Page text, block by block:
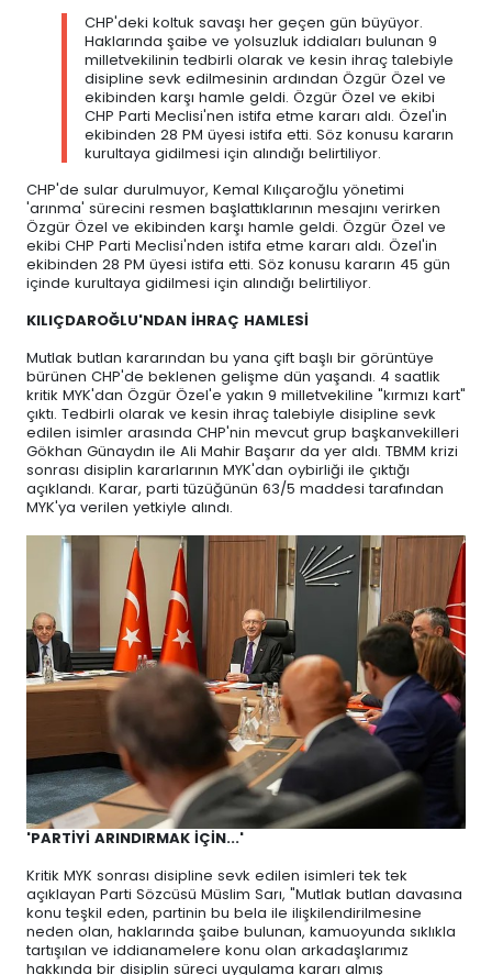
CHP'deki koltuk savaşı her geçen gün büyüyor.
Haklarında şaibe ve yolsuzluk iddiaları bulunan 9
milletvekilinin tedbirli olarak ve kesin ihraç talebiyle
disipline sevk edilmesinin ardından Özgür Özel ve
ekibinden karşı hamle geldi. Özgür Özel ve ekibi
CHP Parti Meclisi'nen istifa etme kararı aldı. Özel'in
ekibinden 28 PM üyesi istifa etti. Söz konusu kararın
kurultaya gidilmesi için alındığı belirtiliyor.
CHP'de sular durulmuyor, Kemal Kılıçaroğlu yönetimi
'arınma' sürecini resmen başlattıklarının mesajını verirken
Özgür Özel ve ekibinden karşı hamle geldi. Özgür Özel ve
ekibi CHP Parti Meclisi'nden istifa etme kararı aldı. Özel'in
ekibinden 28 PM üyesi istifa etti. Söz konusu kararın 45 gün
içinde kurultaya gidilmesi için alındığı belirtiliyor.
KILIÇDAROĞLU'NDAN İHRAÇ HAMLESİ
Mutlak butlan kararından bu yana çift başlı bir görüntüye
bürünen CHP'de beklenen gelişme dün yaşandı. 4 saatlik
kritik MYK'dan Özgür Özel'e yakın 9 milletvekiline "kırmızı kart"
çıktı. Tedbirli olarak ve kesin ihraç talebiyle disipline sevk
edilen isimler arasında CHP'nin mevcut grup başkanvekilleri
Gökhan Günaydın ile Ali Mahir Başarır da yer aldı. TBMM krizi
sonrası disiplin kararlarının MYK'dan oybirliği ile çıktığı
açıklandı. Karar, parti tüzüğünün 63/5 maddesi tarafından
MYK'ya verilen yetkiyle alındı.
'PARTİYİ ARINDIRMAK İÇİN...'
Kritik MYK sonrası disipline sevk edilen isimleri tek tek
açıklayan Parti Sözcüsü Müslim Sarı, "Mutlak butlan davasına
konu teşkil eden, partinin bu bela ile ilişkilendirilmesine
neden olan, haklarında şaibe bulunan, kamuoyunda sıklıkla
tartışılan ve iddianamelere konu olan arkadaşlarımız
hakkında bir disiplin süreci uygulama kararı almış